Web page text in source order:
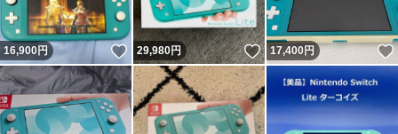
16,900円 いいね！
29,980円 いいね！
17,400円